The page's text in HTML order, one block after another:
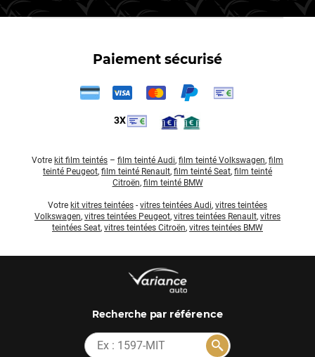
Paiement sécurisé
3X
Votre kit film teintés – film teinté Audi, film teinté Volkswagen, film
teinté Peugeot, film teinté Renault, film teinté Seat, film teinté
Citroën, film teinté BMW
Votre kit vitres teintées - vitres teintées Audi, vitres teintées
Volkswagen, vitres teintées Peugeot, vitres teintées Renault, vitres
teintées Seat, vitres teintées Citroën, vitres teintées BMW
Recherchepar référence